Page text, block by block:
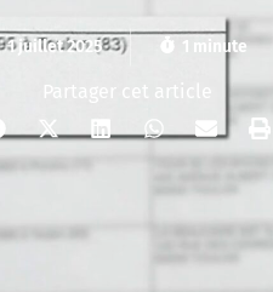
1 juillet 2025 1 minute
Partager cet article